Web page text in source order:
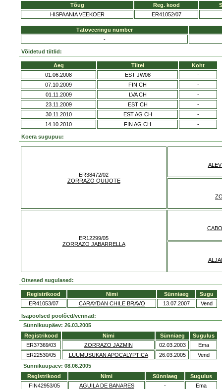
Tõug Reg. kood
HISPAANIA VEEKOER
ER41052/07
Tätoveeringu number
-
Võidetud tiitlid:
Aeg Tiitel
Koht
01.06.2008
EST JW08
-
07.10.2009
FIN CH
-
01.11.2009
LVA CH
-
23.11.2009
EST CH
-
30.11.2010
EST AG CH
-
14.10.2010
FIN AG CH -
Koera sugupuu:
ER38472/02
ZORRAZO QUIJOTE
ER12299/05
ZORRAZO JABARRELLA
Otsesed sugulased:
Registrikood Nimi Sünniaeg
Sugu
ER41053/07
CARAYDAN CHILE BRAVO 13.07.2007 Vend
Isapoolsed poolõed/vennad:
Sünnikuupäev: 26.03.2005
Registrikood
Nimi Sünniaeg
Sugulus
ER37369/03
ZORRAZO JAZMIN 02.03.2003
Ema
ER22530/05
LUUMUSUKAN APOCALYPTICA 26.03.2005
Vend
Sünnikuupäev: 08.06.2005
Registrikood
Nimi Sünniaeg
Sugulus
FIN42953/05
AGUILA DE BANARES -
Ema